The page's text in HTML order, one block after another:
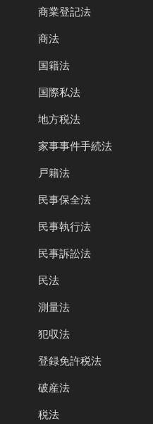
商業登記法
商法
国籍法
国際私法
地方税法
家事事件手続法
戸籍法
民事保全法
民事執行法
民事訴訟法
民法
測量法
犯収法
登録免許税法
破産法
税法